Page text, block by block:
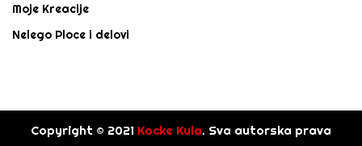
Moje Kreacije
Nelego Ploce i delovi
Copyright © 2021 Kocke Kula. Sva autorska prava